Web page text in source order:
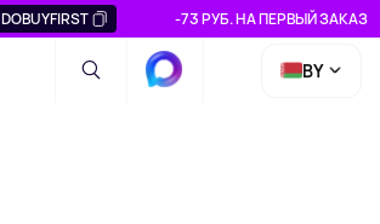
DOBUYFIRST -73 РУБ. НА ПЕРВЫЙ ЗАКАЗ
BY